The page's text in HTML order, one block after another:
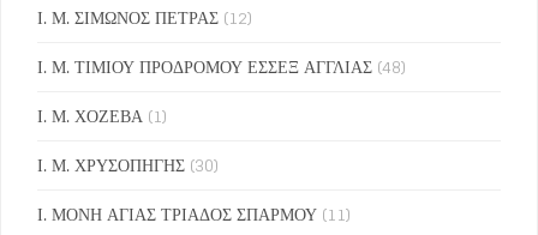
Ι. Μ. ΣΙΜΩΝΟΣ ΠΕΤΡΑΣ (12)
Ι. Μ. ΤΙΜΙΟΥ ΠΡΟΔΡΟΜΟΥ ΕΣΣΕΞ ΑΓΓΛΙΑΣ (48)
Ι. Μ. ΧΟΖΕΒΑ (1)
Ι. Μ. ΧΡΥΣΟΠΗΓΗΣ (30)
Ι. ΜΟΝΗ ΑΓΙΑΣ ΤΡΙΑΔΟΣ ΣΠΑΡΜΟΥ (11)